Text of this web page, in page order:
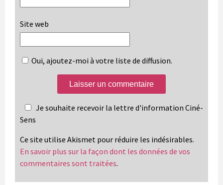
Site web
Oui, ajoutez-moi à votre liste de diffusion.
Je souhaite recevoir la lettre d'information Ciné-
Sens
Ce site utilise Akismet pour réduire les indésirables.
En savoir plus sur la façon dont les données de vos
commentaires sont traitées.